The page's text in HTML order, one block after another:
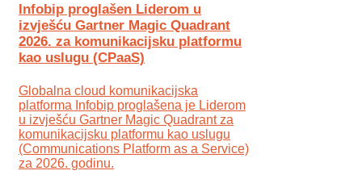
Infobip proglašen Liderom u
izvješću Gartner Magic Quadrant
2026. za komunikacijsku platformu
kao uslugu (CPaaS)
Globalna cloud komunikacijska
platforma Infobip proglašena je Liderom
u izvješću Gartner Magic Quadrant za
komunikacijsku platformu kao uslugu
(Communications Platform as a Service)
za 2026. godinu.